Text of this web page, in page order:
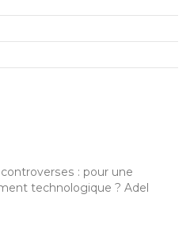
: pour une
technologique ? Adel